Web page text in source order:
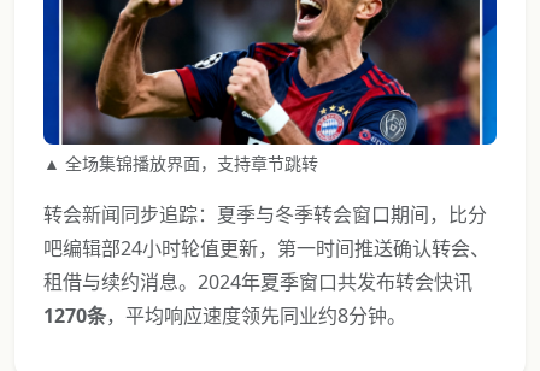
▲ 全场集锦播放界面，支持章节跳转
转会新闻同步追踪：夏季与冬季转会窗口期间，比分
吧编辑部24小时轮值更新，第一时间推送确认转会、
租借与续约消息。2024年夏季窗口共发布转会快讯
1270条，平均响应速度领先同业约8分钟。